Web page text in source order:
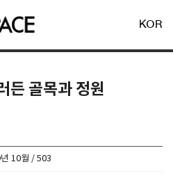
KOR
든 골목과 정원
10월 / 503